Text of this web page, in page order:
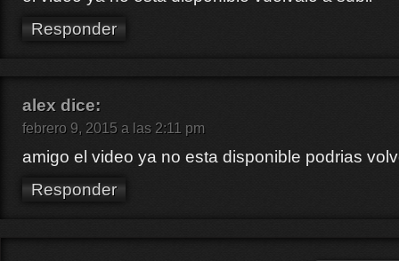
Responder
alex dice:
febrero 9, 2015 a las 2:11 pm
amigo el video ya no esta disponible podrias
Responder